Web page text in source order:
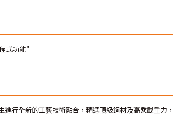
式功能"
行全新的工藝技術融合，精選頂級鋼材及高乘載重